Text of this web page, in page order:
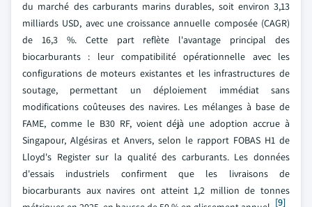
du marché des carburants marins durables, soit environ 3,13
milliards USD, avec une croissance annuelle composée (CAGR)
de 16,3 %. Cette part reflète l'avantage principal des
biocarburants : leur compatibilité opérationnelle avec les
configurations de moteurs existantes et les infrastructures de
soutage, permettant un déploiement immédiat sans
modifications coûteuses des navires. Les mélanges à base de
FAME, comme le B30 RF, voient déjà une adoption accrue à
Singapour, Algésiras et Anvers, selon le rapport FOBAS H1 de
Lloyd's Register sur la qualité des carburants. Les données
d'essais industriels confirment que les livraisons de
biocarburants aux navires ont atteint 1,2 million de tonnes
[9]